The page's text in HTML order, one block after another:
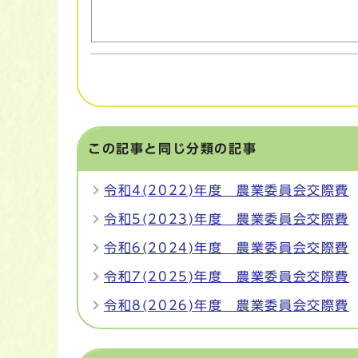
この記事と同じ分類の記事
令和4(2022)年度 農業委員会交際費
令和5(2023)年度 農業委員会交際費
令和6(2024)年度 農業委員会交際費
令和7(2025)年度 農業委員会交際費
令和8(2026)年度 農業委員会交際費